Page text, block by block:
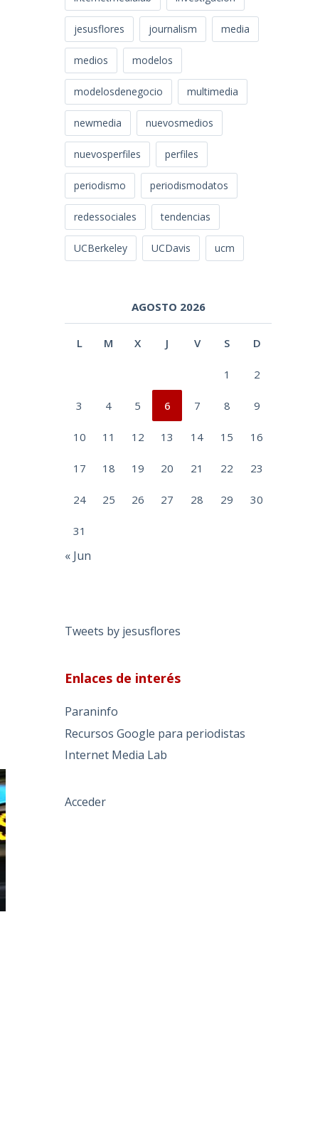
jesusflores journalism media
medios modelos
modelosdenegocio multimedia
newmedia nuevosmedios
nuevosperfiles perfiles
periodismo periodismodatos
redessociales tendencias
UCBerkeley UCDavis ucm
AGOSTO 2026
L M X J V S D
1 2
3 4 5 6 7 8 9
10 11 12 13 14 15 16
17 18 19 20 21 22 23
24 25 26 27 28 29 30
31
« Jun
Tweets by jesusflores
Enlaces de interés
Paraninfo
Recursos Google para periodistas
Internet Media Lab
Acceder